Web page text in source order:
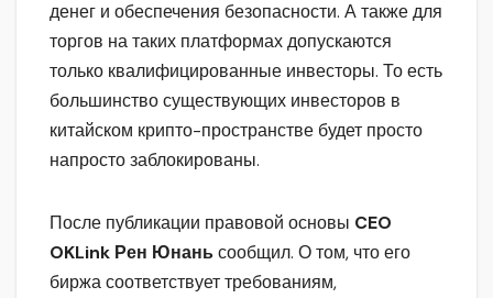
денег и обеспечения безопасности. А также для
торгов на таких платформах допускаются
только квалифицированные инвесторы. То есть
большинство существующих инвесторов в
китайском крипто-пространстве будет просто
напросто заблокированы.
После публикации правовой основы CEO
OKLink Рен Юнаньсообщил. О том, что его
биржа соответствует требованиям,